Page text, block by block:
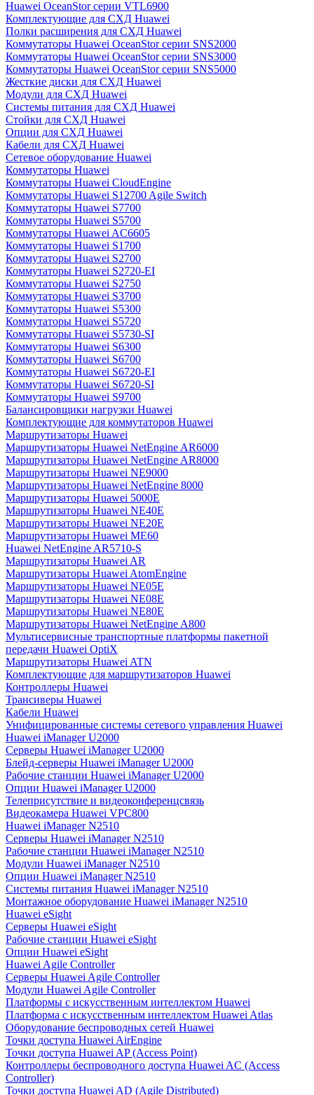
Huawei OceanStor серии VTL6900
Комплектующие для СХД Huawei
Полки расширения для СХД Huawei
Коммутаторы Huawei OceanStor серии SNS2000
Коммутаторы Huawei OceanStor серии SNS3000
Коммутаторы Huawei OceanStor серии SNS5000
Жесткие диски для СХД Huawei
Модули для СХД Huawei
Системы питания для СХД Huawei
Стойки для СХД Huawei
Опции для СХД Huawei
Кабели для СХД Huawei
Сетевое оборудование Huawei
Коммутаторы Huawei
Коммутаторы Huawei CloudEngine
Коммутаторы Huawei S12700 Agile Switch
Коммутаторы Huawei S7700
Коммутаторы Huawei S5700
Коммутаторы Huawei AC6605
Коммутаторы Huawei S1700
Коммутаторы Huawei S2700
Коммутаторы Huawei S2720-EI
Коммутаторы Huawei S2750
Коммутаторы Huawei S3700
Коммутаторы Huawei S5300
Коммутаторы Huawei S5720
Коммутаторы Huawei S5730-SI
Коммутаторы Huawei S6300
Коммутаторы Huawei S6700
Коммутаторы Huawei S6720-EI
Коммутаторы Huawei S6720-SI
Коммутаторы Huawei S9700
Балансировщики нагрузки Huawei
Комплектующие для коммутаторов Huawei
Маршрутизаторы Huawei
Маршрутизаторы Huawei NetEngine AR6000
Маршрутизаторы Huawei NetEngine AR8000
Маршрутизаторы Huawei NE9000
Маршрутизаторы Huawei NetEngine 8000
Маршрутизаторы Huawei 5000E
Маршрутизаторы Huawei NE40E
Маршрутизаторы Huawei NE20E
Маршрутизаторы Huawei ME60
Huawei NetEngine AR5710-S
Маршрутизаторы Huawei AR
Маршрутизаторы Huawei AtomEngine
Маршрутизаторы Huawei NE05E
Маршрутизаторы Huawei NE08E
Маршрутизаторы Huawei NE80E
Маршрутизаторы Huawei NetEngine A800
Мультисервисные транспортные платформы пакетной
передачи Huawei OptiX
Маршрутизаторы Huawei ATN
Комплектующие для маршрутизаторов Huawei
Контроллеры Huawei
Трансиверы Huawei
Кабели Huawei
Унифицированные системы сетевого управления Huawei
Huawei iManager U2000
Серверы Huawei iManager U2000
Блейд-серверы Huawei iManager U2000
Рабочие станции Huawei iManager U2000
Опции Huawei iManager U2000
Телеприсутствие и видеоконференцсвязь
Видеокамера Huawei VPC800
Huawei iManager N2510
Серверы Huawei iManager N2510
Рабочие станции Huawei iManager N2510
Модули Huawei iManager N2510
Опции Huawei iManager N2510
Системы питания Huawei iManager N2510
Монтажное оборудование Huawei iManager N2510
Huawei eSight
Серверы Huawei eSight
Рабочие станции Huawei eSight
Опции Huawei eSight
Huawei Agile Controller
Серверы Huawei Agile Controller
Модули Huawei Agile Controller
Платформы с искусственным интеллектом Huawei
Платформа с искусственным интеллектом Huawei Atlas
Оборудование беспроводных сетей Huawei
Точки доступа Huawei AirEngine
Точки доступа Huawei AP (Access Point)
Контроллеры беспроводного доступа Huawei AC (Access
Controller)
Точки доступа Huawei AD (Agile Distributed)